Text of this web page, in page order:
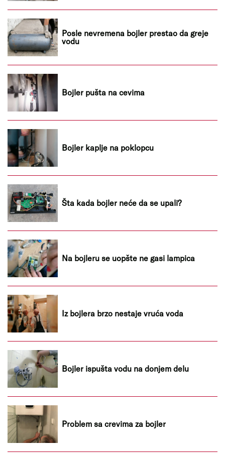
Posle nevremena bojler prestao da greje
vodu
Bojler pušta na cevima
Bojler kaplje na poklopcu
Šta kada bojler neće da se upali?
Na bojleru se uopšte ne gasi lampica
Iz bojlera brzo nestaje vruća voda
Bojler ispušta vodu na donjem delu
Problem sa crevima za bojler